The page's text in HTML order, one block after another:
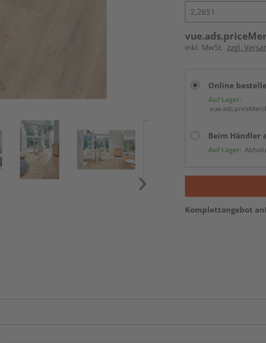
inkl. MwSt. zzgl.
Online
Auf Lager:
Beim Händler
Auf Lager:
Komplettangebot